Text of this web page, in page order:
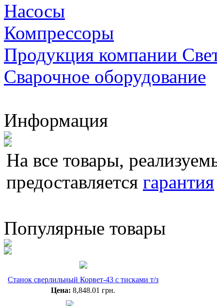
Насосы
Компрессоры
Продукция компании
Сварочное оборудование
Информация
На все товары,
предоставляется гарантия
Популярные товары
Станок сверлильный Корвет-43 с тисками т/з
Цена: 8,848.01 грн.